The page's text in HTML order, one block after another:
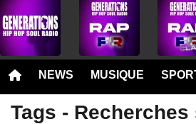
NEWS MUSIQUE
Tags -